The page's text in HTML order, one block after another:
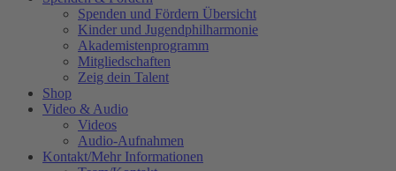
Spenden und Fördern Übersicht
Kinder und Jugendphilharmonie
Akademistenprogramm
Mitgliedschaften
Zeig dein Talent
Shop
Video & Audio
Videos
Audio-Aufnahmen
Kontakt/Mehr Informationen